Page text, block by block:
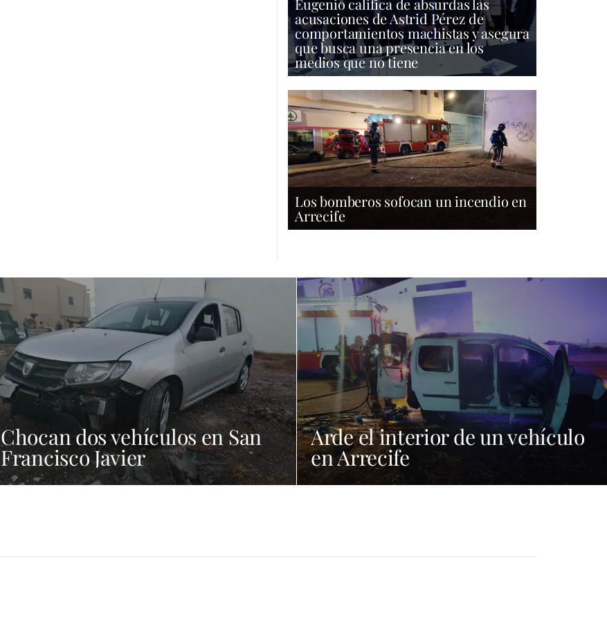
acusaciones de Astrid Pérez de
comportamientos machistas y asegura
que busca una presencia en los
medios que no tiene
Los bomberos sofocan un incendio en
Arrecife
Chocan dos vehículos en San
Francisco Javier
Arde el interior de un vehículo
en Arrecife